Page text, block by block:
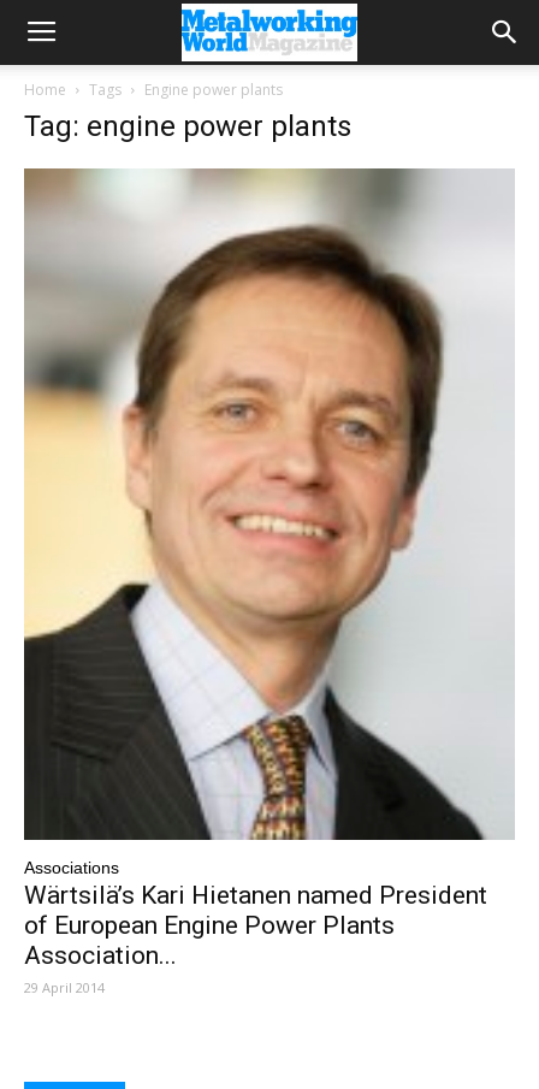
Home Tags Engine power plants
Tag: engine power plants
Associations
Wärtsilä’s Kari Hietanen named President
of European Engine Power Plants
Association...
29 April 2014